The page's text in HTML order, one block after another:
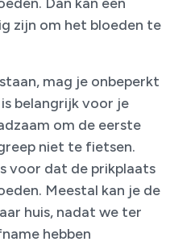
zijn om het bloeden te
mag je onbeperkt
be­langrijk voor je
om de eerste
niet te fietsen.
voor dat de prikplaats
Meestal kan je de
huis, nadat we ter
hebben